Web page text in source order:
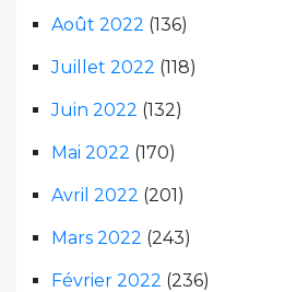
Août 2022 (136)
Juillet 2022 (118)
Juin 2022 (132)
Mai 2022 (170)
Avril 2022 (201)
Mars 2022 (243)
Février 2022 (236)